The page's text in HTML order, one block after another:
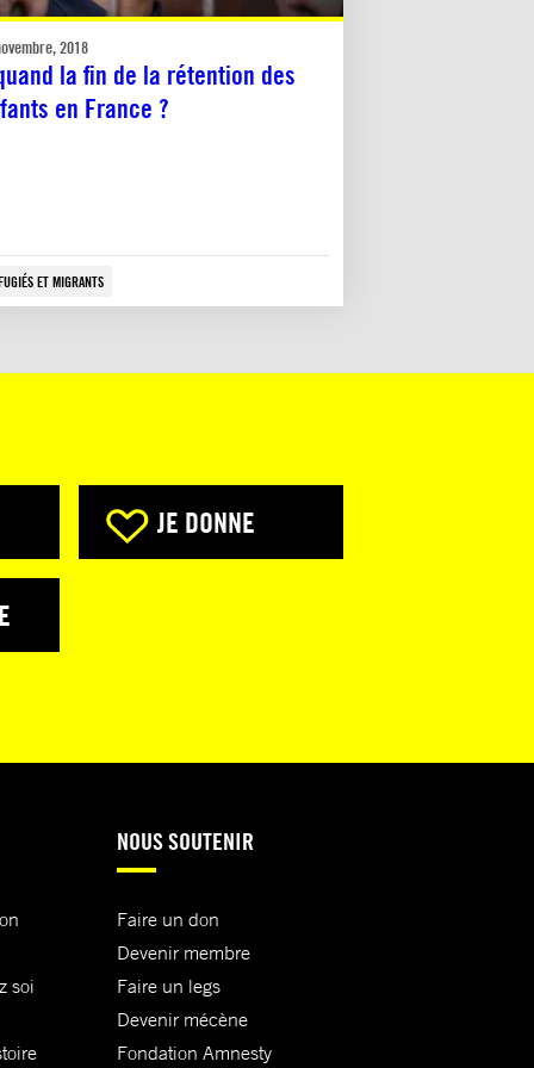
2018
la fin de la rétention des
en France ?
ET MIGRANTS
JE DONNE
soi
NOUS SOUTENIR
Faire un don
Devenir membre
Faire un legs
Devenir mécène
Fondation Amnesty